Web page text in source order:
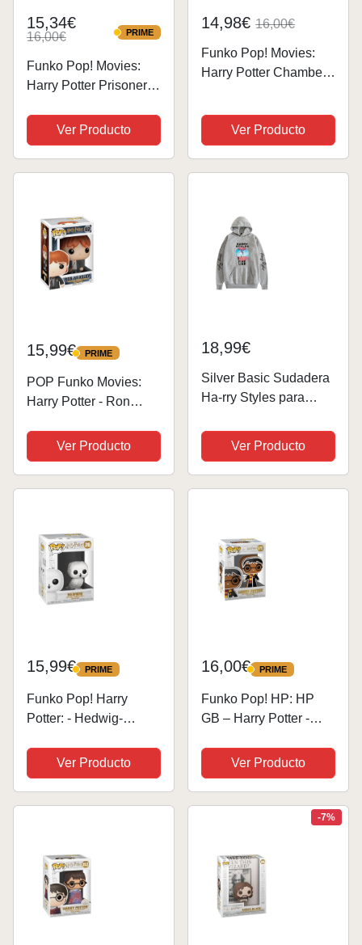
15,34€
16,00€ PRIME
PRIME
Funko Pop! Movies:
Harry Potter Prisoner of
Weasley with Candy -
Figura de Vinilo
Coleccionable - Idea
Ver Producto
14,98€ 16,00€
Funko Pop! Movies:
Harry Potter Chamber
Lockheart - Figura de
Vinilo Coleccionable -
Idea de Regalo-
Ver Producto
15,99€ PRIME
PRIME
POP Funko Movies:
Harry Potter - Ron
Vinilo Coleccionable -
Idea de Regalo-
Mercancia Oficial -
Ver Producto
18,99€
Silver Basic Sudadera
Ha-rry Styles para
Love on Tour Merch
Sudadera con
Capucha Concierto
Ver Producto
15,99€ PRIME
PRIME
Funko Pop! Harry
Potter: - Hedwig-
Coleccionable - Idea
de Regalo - Mercancia
Oficial - Juguetes para
Muñeco...
Ver Producto
16,00€ PRIME
PRIME
Funko Pop! HP: HP
GB – Harry Potter -
Coleccionable - Idea
de Regalo- Mercancia
Oficial - Juguetes para
Ver Producto
-7%